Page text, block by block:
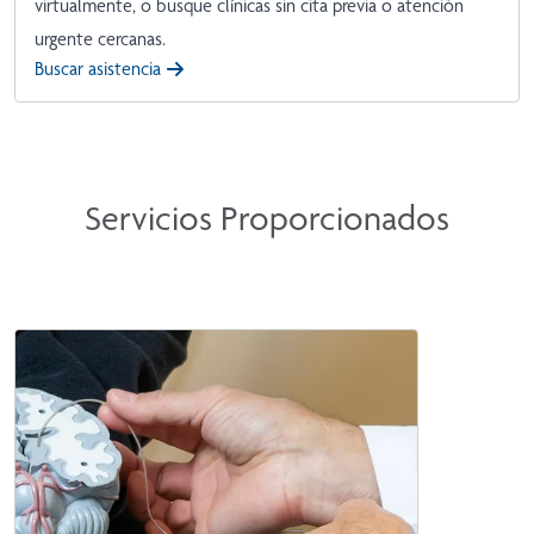
virtualmente, o busque clínicas sin cita previa o atención
urgente cercanas.
Buscar asistencia
Servicios Proporcionados